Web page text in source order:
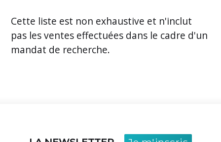
Cette liste est non exhaustive et n'inclut
pas les ventes effectuées dans le cadre d'un
mandat de recherche.